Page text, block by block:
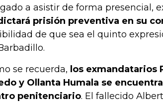
a asistir de forma presencial,
prisión preventiva en su
de que sea el quinto
se recuerda, los exmandatarios
y Ollanta Humala se
penitenciario. El fallecido